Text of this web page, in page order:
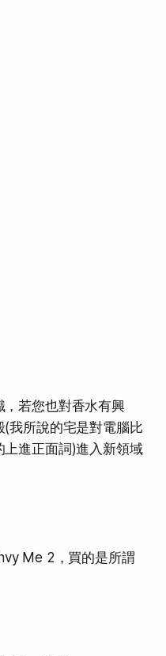
若您也對香水有興
我所說的宅是對電腦比
進正面詞)進入新領域
Me 2，買的是所謂